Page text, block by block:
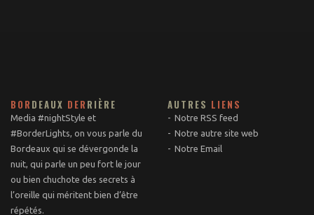
BOR DEAUX DER RIÈRE
Media #nightStyle et
#BorderLights, on vous parle du
Bordeaux qui se dévergonde la
nuit, qui parle un peu fort le jour
ou bien chuchote des secrets à
l’oreille qui méritent bien d’être
répétés.
AUTRES LIENS
Notre RSS feed
Notre autre site web
Notre Email